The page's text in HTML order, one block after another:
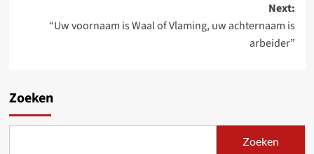
Next:
“Uw voornaam is Waal of Vlaming, uw achternaam is
arbeider”
Zoeken
Zoeken